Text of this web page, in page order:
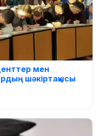
мен
шәкіртақысы